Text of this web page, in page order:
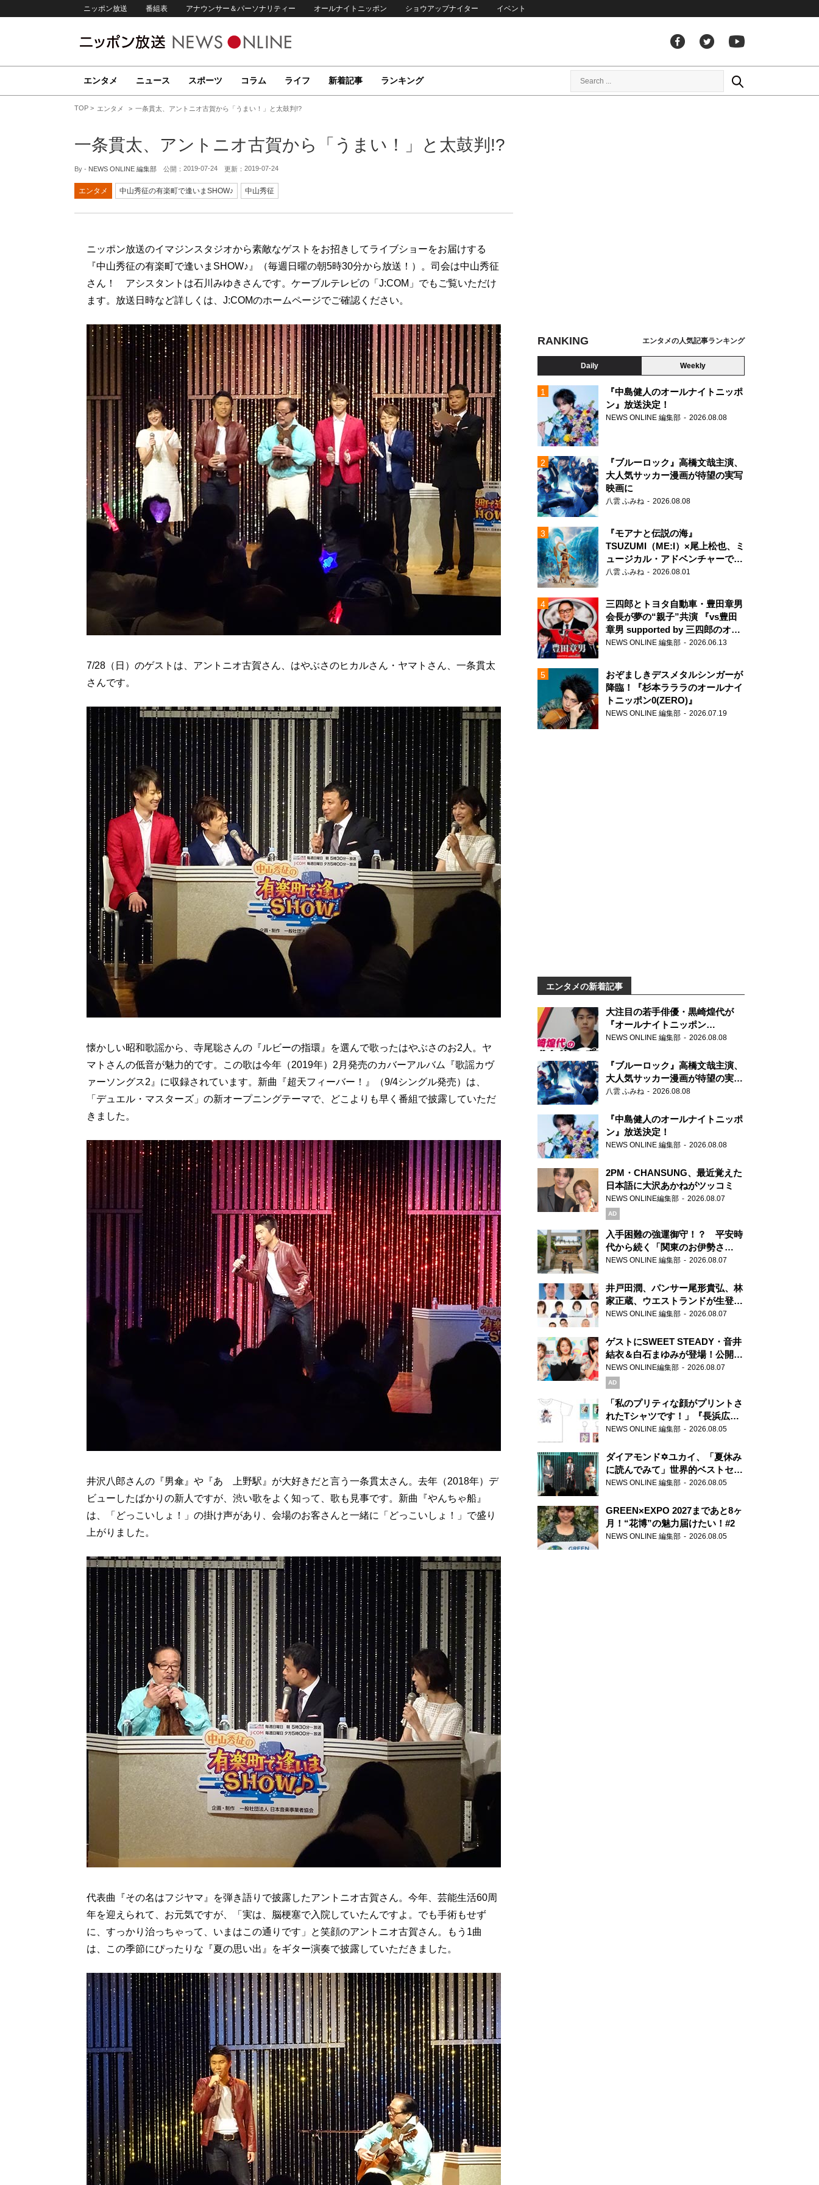
ニッポン放送 番組表 アナウンサー＆パーソナリティー オールナイトニッポン ショウアップナイター イベント
エンタメ ニュース スポーツ コラム ライフ 新着記事 ランキング
TOP エンタメ 一条貫太、アントニオ古賀から「うまい！」と太鼓判!?
一条貫太、アントニオ古賀から「うまい！」と太鼓判!?
By - NEWS ONLINE 編集部 公開： 2019-07-24 更新： 2019-07-24
エンタメ 中山秀征の有楽町で逢いまSHOW♪ 中山秀征
ニッポン放送のイマジンスタジオから素敵なゲストをお招きしてライブショーをお届けする
『中山秀征の有楽町で逢いまSHOW♪』（毎週日曜の朝5時30分から放送！）。司会は中山秀征
さん！ アシスタントは石川みゆきさんです。ケーブルテレビの「J:COM」でもご覧いただけ
ます。放送日時など詳しくは、J:COMのホームページでご確認ください。
7/28（日）のゲストは、アントニオ古賀さん、はやぶさのヒカルさん・ヤマトさん、一条貫太
さんです。
懐かしい昭和歌謡から、寺尾聡さんの『ルビーの指環』を選んで歌ったはやぶさのお2人。ヤ
マトさんの低音が魅力的です。この歌は今年（2019年）2月発売のカバーアルバム『歌謡カヴ
ァーソングス2』に収録されています。新曲『超天フィーバー！』（9/4シングル発売）は、
「デュエル・マスターズ」の新オープニングテーマで、どこよりも早く番組で披露していただ
きました。
井沢八郎さんの『男傘』や『あゝ上野駅』が大好きだと言う一条貫太さん。去年（2018年）デ
ビューしたばかりの新人ですが、渋い歌をよく知って、歌も見事です。新曲『やんちゃ船』
は、「どっこいしょ！」の掛け声があり、会場のお客さんと一緒に「どっこいしょ！」で盛り
上がりました。
代表曲『その名はフジヤマ』を弾き語りで披露したアントニオ古賀さん。今年、芸能生活60周
年を迎えられて、お元気ですが、「実は、脳梗塞で入院していたんですよ。でも手術もせず
に、すっかり治っちゃって、いまはこの通りです」と笑顔のアントニオ古賀さん。もう1曲
は、この季節にぴったりな『夏の思い出』をギター演奏で披露していただきました。
RANKING エンタメの人気記事ランキング
Daily Weekly
『中島健人のオールナイトニッポ
ン』放送決定！
NEWS ONLINE 編集部 2026.08.08
『ブルーロック』高橋文哉主演、
大人気サッカー漫画が待望の実写
映画に
八雲 ふみね 2026.08.08
『モアナと伝説の海』
TSUZUMI（ME:I）×尾上松也、ミ
ュージカル・アドベンチャーで美
声を響かせる
八雲 ふみね 2026.08.01
三四郎とトヨタ自動車・豊田章男
会長が夢の“親子”共演 『vs豊田
章男 supported by 三四郎のオー
ルナイトニッポン0(ZERO)』
NEWS ONLINE 編集部 2026.06.13
おぞましきデスメタルシンガーが
降臨！『杉本ラララのオールナイ
トニッポン0(ZERO)』
NEWS ONLINE 編集部 2026.07.19
エンタメの新着記事
大注目の若手俳優・黒崎煌代が
『オールナイトニッポン
0(ZERO)』に初登場「今からとて
NEWS ONLINE 編集部 2026.08.08
『ブルーロック』高橋文哉主演、
大人気サッカー漫画が待望の実写
映画に
八雲 ふみね 2026.08.08
『中島健人のオールナイトニッポ
ン』放送決定！
NEWS ONLINE 編集部 2026.08.08
2PM・CHANSUNG、最近覚えた
日本語に大沢あかねがツッコミ
NEWS ONLINE編集部 2026.08.07
AD
入手困難の強運御守！？ 平安時
代から続く「関東のお伊勢さ
ま」、芝大神宮にてランパンプス
NEWS ONLINE 編集部 2026.08.07
井戸田潤、パンサー尾形貴弘、林
家正蔵、ウエストランドが生登
場！『ラジオビバリー昼ズ』
NEWS ONLINE 編集部 2026.08.07
ゲストにSWEET STEADY・音井
結衣＆白石まゆみが登場！公開収
録で素顔全開！
NEWS ONLINE編集部 2026.08.07
AD
「私のプリティな顔がプリントさ
れたTシャツです！」『長浜広奈
天下無双』初の番組グッズ発売
NEWS ONLINE 編集部 2026.08.05
ダイアモンド✡ユカイ、「夏休み
に読んでみて」世界的ベストセラ
ー『アナスタシア』を紹介
NEWS ONLINE 編集部 2026.08.05
GREEN×EXPO 2027まであと8ヶ
月！“花博”の魅力届けたい！#2
NEWS ONLINE 編集部 2026.08.05